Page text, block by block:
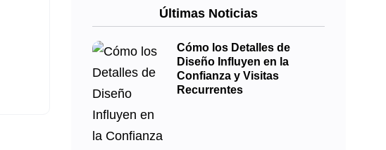
Últimas Noticias
Cómo los Detalles de
Diseño Influyen en la
Confianza y Visitas
Recurrentes